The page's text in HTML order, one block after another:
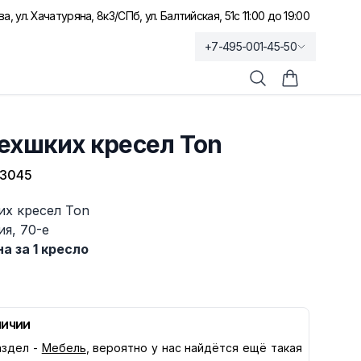
ул. Хачатуряна, 8к3/СПб, ул. Балтийская, 51с 11:00 до 19:00
+7-495-001-45-50
ПоискКорзина
кресел Ton
кресел Ton
70-е
за 1 кресло
- Мебель , вероятно у нас найдётся ещё такая